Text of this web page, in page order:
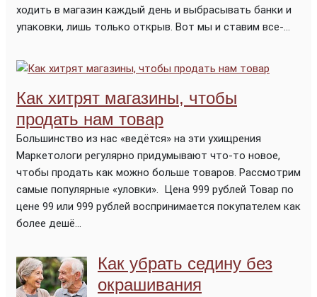
ходить в магазин каждый день и выбрасывать банки и
упаковки, лишь только открыв. Вот мы и ставим все-...
Как хитрят магазины, чтобы
продать нам товар
Большинство из нас «ведётся» на эти ухищрения
Маркетологи регулярно придумывают что-то новое,
чтобы продать как можно больше товаров. Рассмотрим
самые популярные «уловки». Цена 999 рублей Товар по
цене 99 или 999 рублей воспринимается покупателем как
более дешё...
Как убрать седину без
окрашивания